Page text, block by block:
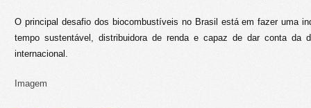
O principal desafio dos biocombustíveis no Brasil está em fazer uma
tempo sustentável, distribuidora de renda e capaz de dar conta da
internacional.
Imagem